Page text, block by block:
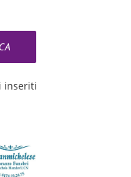
inseriti